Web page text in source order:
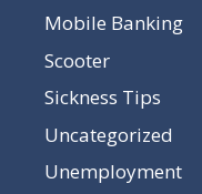
Mobile Banking
Scooter
Sickness Tips
Uncategorized
Unemployment